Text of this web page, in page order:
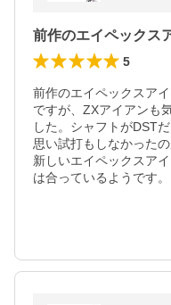
5
前作のエイペックスア
ですが、ZXアイアンも
した。シャフトがDST
思い試打もしなかった
新しいエイペックスア
は合っているようです。